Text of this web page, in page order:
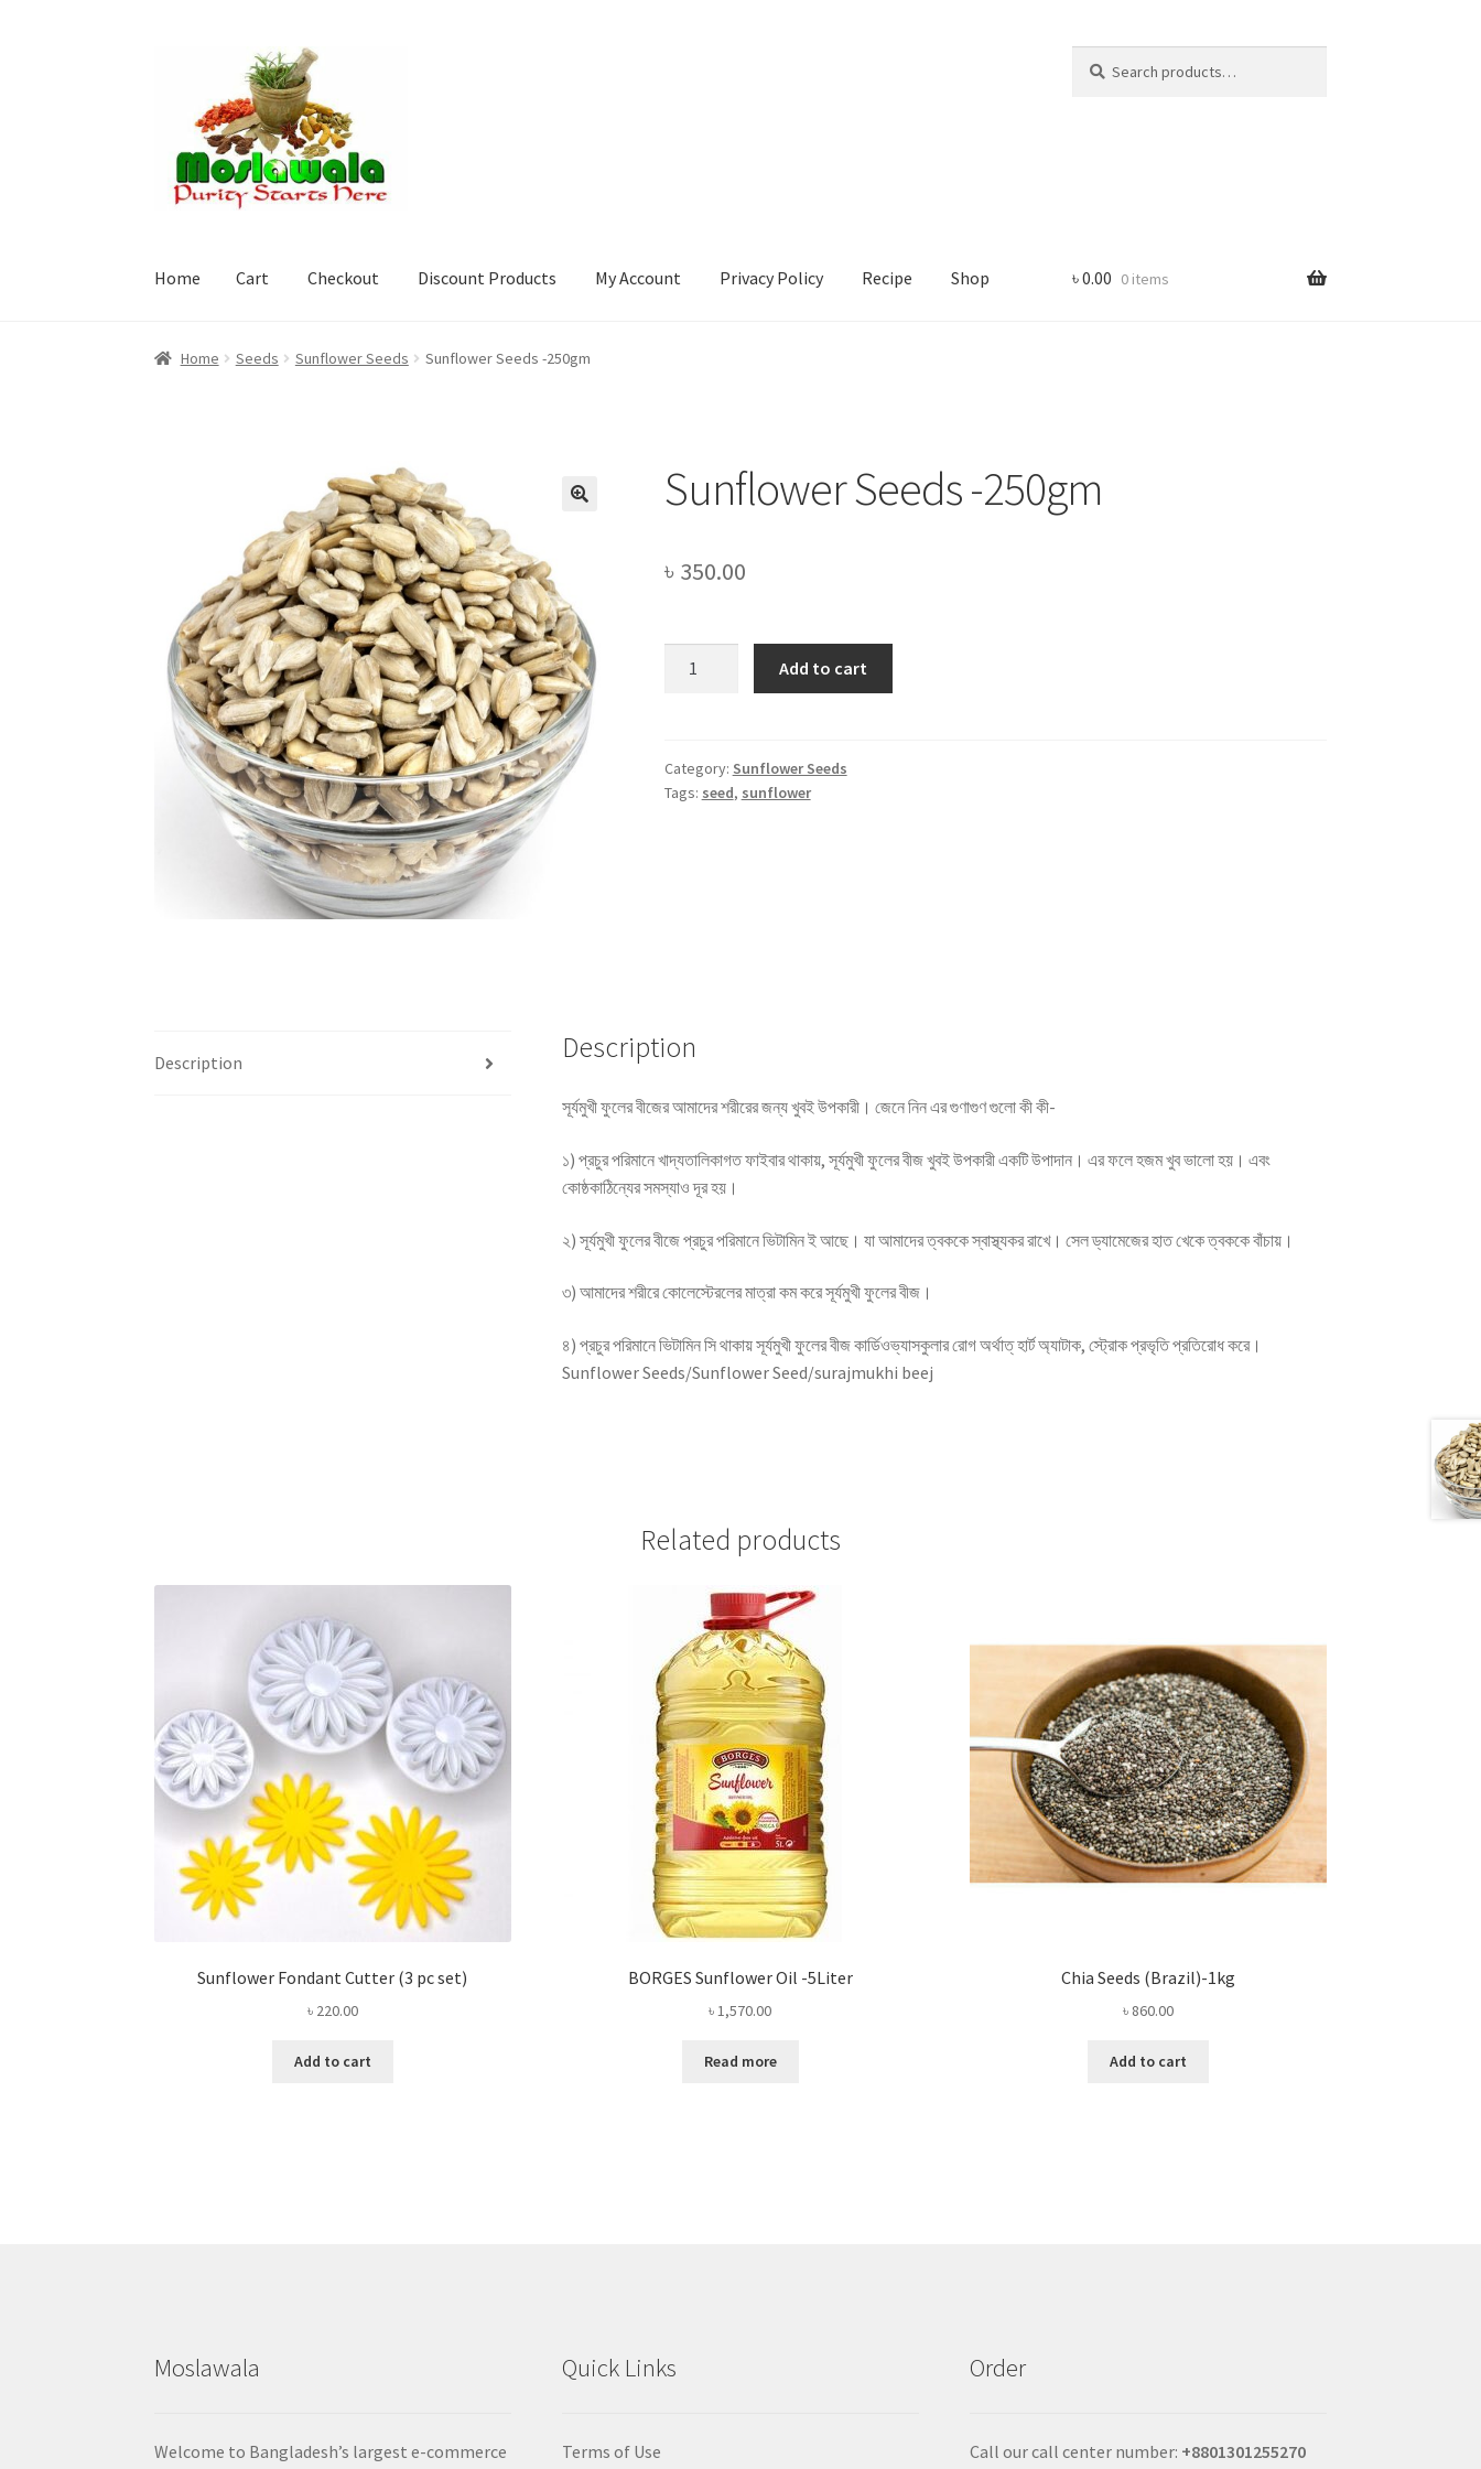
navigation
content
for:
Home Cart Checkout Discount Products My Account Privacy Policy Recipe Shop
Home Checkout Discount Products My Account Privacy Policy
৳0.00 0 items
Home Seeds Sunflower Seeds Sunflower Seeds -250gm
Sunflower Seeds -250gm
৳ 350.00
Add to cart
Category: Sunflower Seeds
Tags: seed, sunflower
Description Description
সূর্যমুখী ফুলের বীজের আমাদের শরীরের জন্য খুবই উপকারী। জেনে নিন এর গুণাগুণ গুলো কী কী-
১) প্রচুর পরিমানে খাদ্যতালিকাগত ফাইবার থাকায়, সূর্যমুখী ফুলের বীজ খুবই উপকারী একটি উপাদান। এর ফলে হজম খুব ভালো হয়। এবং
কোষ্ঠকাঠিন্যের সমস্যাও দূর হয়।
২) সূর্যমুখী ফুলের বীজে প্রচুর পরিমানে ভিটামিন ই আছে। যা আমাদের ত্বককে স্বাস্থ্যকর রাখে। সেল ড্যামেজের হাত খেকে ত্বককে বাঁচায়।
৩) আমাদের শরীরে কোলেস্টেরলের মাত্রা কম করে সূর্যমুখী ফুলের বীজ।
৪) প্রচুর পরিমানে ভিটামিন সি থাকায় সূর্যমুখী ফুলের বীজ কার্ডিওভ্যাসকুলার রোগ অর্থাত্‌ হার্ট অ্যাটাক, স্ট্রোক প্রভৃতি প্রতিরোধ করে।
Sunflower Seeds/Sunflower Seed/surajmukhi beej
Related products
Sunflower Fondant Cutter (3 pc set)
৳ 220.00
Add to cart
BORGES Sunflower Oil -5Liter
৳1,570.00
Read more
Chia Seeds (Brazil)-1kg
৳ 860.00
Add to cart
Moslawala
Welcome to Bangladesh’s largest e-commerce
Quick Links
Terms of Use
Order
Call our call center number: +8801301255270